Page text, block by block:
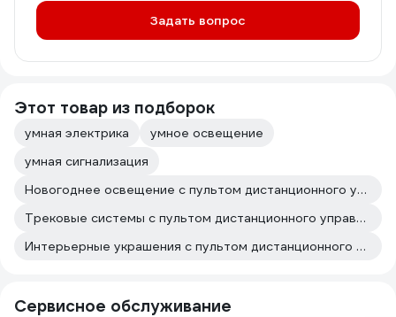
Задать вопрос
Этот товар из подборок
умная электрика
умное освещение
умная сигнализация
Новогоднее освещение с пультом дистанционного управления
Трековые системы с пультом дистанционного управления
Интерьерные украшения с пультом дистанционного управления
Сервисное обслуживание